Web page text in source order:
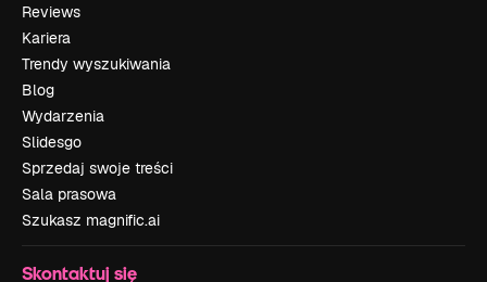
Reviews
Kariera
Trendy wyszukiwania
Blog
Wydarzenia
Slidesgo
Sprzedaj swoje treści
Sala prasowa
Szukasz magnific.ai
Skontaktuj się